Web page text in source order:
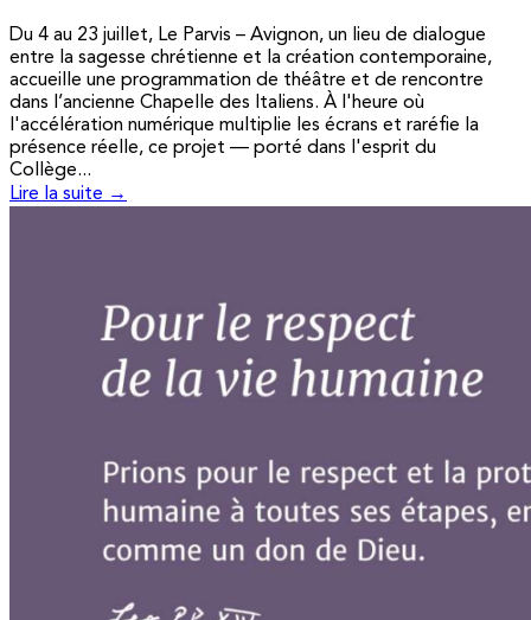
Du 4 au 23 juillet, Le Parvis – Avignon, un lieu de dialogue
entre la sagesse chrétienne et la création contemporaine,
accueille une programmation de théâtre et de rencontre
dans l’ancienne Chapelle des Italiens. À l'heure où
l'accélération numérique multiplie les écrans et raréfie la
présence réelle, ce projet — porté dans l'esprit du
Collège...
Lire la suite →